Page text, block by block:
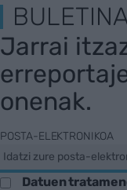
Jarrai
onenak.
POSTA-ELEKTRONIKOA
Datuen